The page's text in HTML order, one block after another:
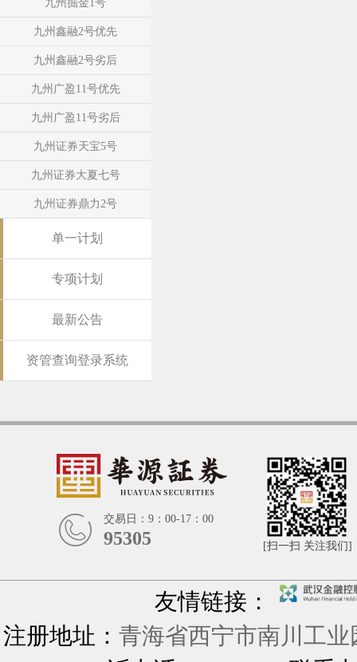
九州掘金1号
九州鑫融2号优先
九州鑫融2号劣后
九州广盈11号优先
九州广盈11号劣后
九州证券天宝5号
九州证券大夏七号
九州证券鼎力2号
单一计划
专项计划
最新公告
资管查询登录系统
交易日：9：00-17：00
95305 [扫一扫 关注我们]
友情链接：
注册地址： 青海省西宁市南川工